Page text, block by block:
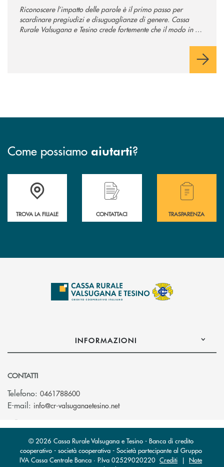
Riconoscere l’impatto delle parole è il primo passo per
scardinare pregiudizi e disuguaglianze di genere. Cassa
Rurale Valsugana e Tesino crede fortemente che il modo in cui
Come possiamo aiutarti?
Accedi all' elenco completo delle filiali .
TROVA LA FILIALE
Hai bisogno di assistenza immediata?
CONTATTACI
Hai bisogno di
TRASPARENZA
INFORMAZIONI
CONTATTI
Telefono: 0461788600
E-mail: info@cr-valsuganaetesino.net(si apre l’app di posta
© 2026 Cassa Rurale Valsugana e Tesino - Banca di credito
cooperativo - società cooperativa - Società partecipante al Gruppo
IVA Cassa Centrale Banca · P.Iva 02529020220 Crediti | Note